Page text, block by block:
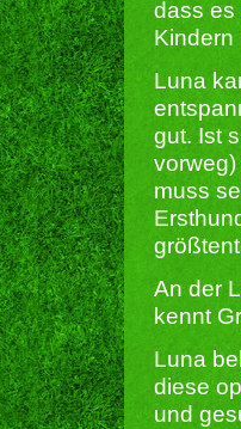
dass es
Kindern
Luna
gut. Ist
muss
An der
kennt
Luna
diese
und